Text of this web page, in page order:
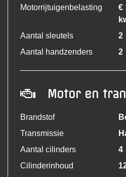
Motorrijtuigenbelasting
€
Aantal sleutels
2
Aantal handzenders
2
Motor en
Brandstof
Transmissie
Aantal cilinders
4
Cilinderinhoud